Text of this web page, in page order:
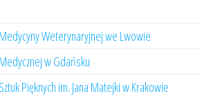
Weterynaryjnej we Lwowie
w Gdańsku
Pięknych im. Jana Matejki w Krakowie